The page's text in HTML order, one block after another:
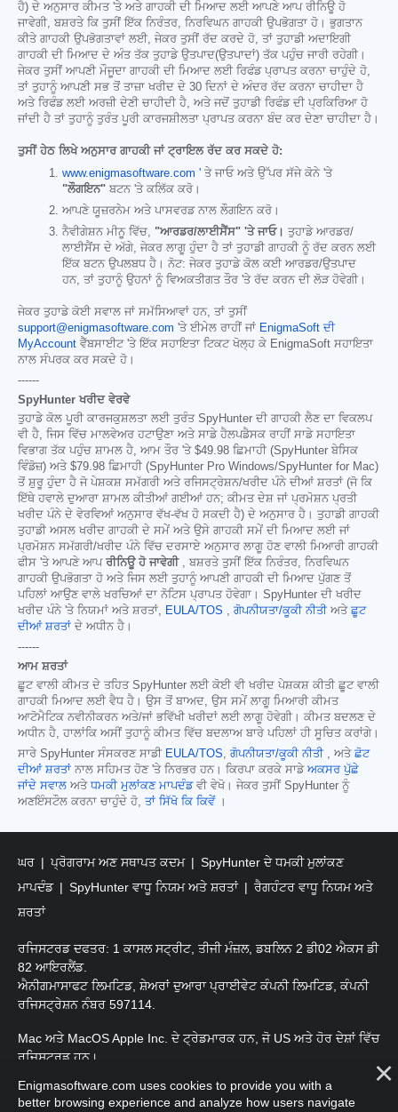
ਹੈ) ਦੇ ਅਨੁਸਾਰ ਕੀਮਤ 'ਤੇ ਅਤੇ ਗਾਹਕੀ ਦੀ ਮਿਆਦ ਲਈ ਆਪਣੇ ਆਪ ਰੀਨਿਊ ਹੋ
ਜਾਵੇਗੀ, ਬਸ਼ਰਤੇ ਕਿ ਤੁਸੀਂ ਇੱਕ ਨਿਰੰਤਰ, ਨਿਰਵਿਘਨ ਗਾਹਕੀ ਉਪਭੋਗਤਾ ਹੋ। ਭੁਗਤਾਨ
ਕੀਤੇ ਗਾਹਕੀ ਉਪਭੋਗਤਾਵਾਂ ਲਈ, ਜੇਕਰ ਤੁਸੀਂ ਰੱਦ ਕਰਦੇ ਹੋ, ਤਾਂ ਤੁਹਾਡੀ ਅਦਾਇਗੀ
ਗਾਹਕੀ ਦੀ ਮਿਆਦ ਦੇ ਅੰਤ ਤੱਕ ਤੁਹਾਡੇ ਉਤਪਾਦ(ਉਤਪਾਦਾਂ) ਤੱਕ ਪਹੁੰਚ ਜਾਰੀ ਰਹੇਗੀ।
ਜੇਕਰ ਤੁਸੀਂ ਆਪਣੀ ਮੌਜੂਦਾ ਗਾਹਕੀ ਦੀ ਮਿਆਦ ਲਈ ਰਿਫੰਡ ਪ੍ਰਾਪਤ ਕਰਨਾ ਚਾਹੁੰਦੇ ਹੋ,
ਤਾਂ ਤੁਹਾਨੂੰ ਆਪਣੀ ਸਭ ਤੋਂ ਤਾਜ਼ਾ ਖਰੀਦ ਦੇ 30 ਦਿਨਾਂ ਦੇ ਅੰਦਰ ਰੱਦ ਕਰਨਾ ਚਾਹੀਦਾ ਹੈ
ਅਤੇ ਰਿਫੰਡ ਲਈ ਅਰਜ਼ੀ ਦੇਣੀ ਚਾਹੀਦੀ ਹੈ, ਅਤੇ ਜਦੋਂ ਤੁਹਾਡੀ ਰਿਫੰਡ ਦੀ ਪ੍ਰਕਿਰਿਆ ਹੋ
ਜਾਂਦੀ ਹੈ ਤਾਂ ਤੁਹਾਨੂੰ ਤੁਰੰਤ ਪੂਰੀ ਕਾਰਜਸ਼ੀਲਤਾ ਪ੍ਰਾਪਤ ਕਰਨਾ ਬੰਦ ਕਰ ਦੇਣਾ ਚਾਹੀਦਾ ਹੈ।
ਤੁਸੀਂ ਹੇਠ ਲਿਖੇ ਅਨੁਸਾਰ ਗਾਹਕੀ ਜਾਂ ਟ੍ਰਾਇਲ ਰੱਦ ਕਰ ਸਕਦੇ ਹੋ:
www.enigmasoftware.com ' ਤੇ ਜਾਓ ਅਤੇ ਉੱਪਰ ਸੱਜੇ ਕੋਨੇ 'ਤੇ
"ਲੌਗਇਨ" ਬਟਨ 'ਤੇ ਕਲਿੱਕ ਕਰੋ।
ਆਪਣੇ ਯੂਜ਼ਰਨੇਮ ਅਤੇ ਪਾਸਵਰਡ ਨਾਲ ਲੌਗਇਨ ਕਰੋ।
ਨੈਵੀਗੇਸ਼ਨ ਮੀਨੂ ਵਿੱਚ, "ਆਰਡਰ/ਲਾਈਸੈਂਸ" 'ਤੇ ਜਾਓ। ਤੁਹਾਡੇ ਆਰਡਰ/
ਲਾਈਸੈਂਸ ਦੇ ਅੱਗੇ, ਜੇਕਰ ਲਾਗੂ ਹੁੰਦਾ ਹੈ ਤਾਂ ਤੁਹਾਡੀ ਗਾਹਕੀ ਨੂੰ ਰੱਦ ਕਰਨ ਲਈ
ਇੱਕ ਬਟਨ ਉਪਲਬਧ ਹੈ। ਨੋਟ: ਜੇਕਰ ਤੁਹਾਡੇ ਕੋਲ ਕਈ ਆਰਡਰ/ਉਤਪਾਦ
ਹਨ, ਤਾਂ ਤੁਹਾਨੂੰ ਉਹਨਾਂ ਨੂੰ ਵਿਅਕਤੀਗਤ ਤੌਰ 'ਤੇ ਰੱਦ ਕਰਨ ਦੀ ਲੋੜ ਹੋਵੇਗੀ।
ਜੇਕਰ ਤੁਹਾਡੇ ਕੋਈ ਸਵਾਲ ਜਾਂ ਸਮੱਸਿਆਵਾਂ ਹਨ, ਤਾਂ ਤੁਸੀਂ
support@enigmasoftware.com 'ਤੇ ਈਮੇਲ ਰਾਹੀਂ ਜਾਂ EnigmaSoft ਦੀ
MyAccount ਵੈੱਬਸਾਈਟ 'ਤੇ ਇੱਕ ਸਹਾਇਤਾ ਟਿਕਟ ਖੋਲ੍ਹ ਕੇ EnigmaSoft ਸਹਾਇਤਾ
ਨਾਲ ਸੰਪਰਕ ਕਰ ਸਕਦੇ ਹੋ।
------
SpyHunter ਖਰੀਦ ਵੇਰਵੇ
ਤੁਹਾਡੇ ਕੋਲ ਪੂਰੀ ਕਾਰਜਕੁਸ਼ਲਤਾ ਲਈ ਤੁਰੰਤ SpyHunter ਦੀ ਗਾਹਕੀ ਲੈਣ ਦਾ ਵਿਕਲਪ
ਵੀ ਹੈ, ਜਿਸ ਵਿੱਚ ਮਾਲਵੇਅਰ ਹਟਾਉਣਾ ਅਤੇ ਸਾਡੇ ਹੈਲਪਡੈਸਕ ਰਾਹੀਂ ਸਾਡੇ ਸਹਾਇਤਾ
ਵਿਭਾਗ ਤੱਕ ਪਹੁੰਚ ਸ਼ਾਮਲ ਹੈ, ਆਮ ਤੌਰ 'ਤੇ $49.98 ਛਿਮਾਹੀ (SpyHunter ਬੇਸਿਕ
ਵਿੰਡੋਜ਼) ਅਤੇ $79.98 ਛਿਮਾਹੀ (SpyHunter Pro Windows/SpyHunter for Mac)
ਤੋਂ ਸ਼ੁਰੂ ਹੁੰਦਾ ਹੈ ਜੋ ਪੇਸ਼ਕਸ਼ ਸਮੱਗਰੀ ਅਤੇ ਰਜਿਸਟ੍ਰੇਸ਼ਨ/ਖਰੀਦ ਪੰਨੇ ਦੀਆਂ ਸ਼ਰਤਾਂ (ਜੋ ਕਿ
ਇੱਥੇ ਹਵਾਲੇ ਦੁਆਰਾ ਸ਼ਾਮਲ ਕੀਤੀਆਂ ਗਈਆਂ ਹਨ; ਕੀਮਤ ਦੇਸ਼ ਜਾਂ ਪ੍ਰਮੋਸ਼ਨ ਪ੍ਰਤੀ
ਖਰੀਦ ਪੰਨੇ ਦੇ ਵੇਰਵਿਆਂ ਅਨੁਸਾਰ ਵੱਖ-ਵੱਖ ਹੋ ਸਕਦੀ ਹੈ) ਦੇ ਅਨੁਸਾਰ ਹੈ। ਤੁਹਾਡੀ ਗਾਹਕੀ
ਤੁਹਾਡੀ ਅਸਲ ਖਰੀਦ ਗਾਹਕੀ ਦੇ ਸਮੇਂ ਅਤੇ ਉਸੇ ਗਾਹਕੀ ਸਮੇਂ ਦੀ ਮਿਆਦ ਲਈ ਜਾਂ
ਪ੍ਰਮੋਸ਼ਨ ਸਮੱਗਰੀ/ਖਰੀਦ ਪੰਨੇ ਵਿੱਚ ਦਰਸਾਏ ਅਨੁਸਾਰ ਲਾਗੂ ਹੋਣ ਵਾਲੀ ਮਿਆਰੀ ਗਾਹਕੀ
ਫੀਸ 'ਤੇ ਆਪਣੇ ਆਪ ਰੀਨਿਊ ਹੋ ਜਾਵੇਗੀ, ਬਸ਼ਰਤੇ ਤੁਸੀਂ ਇੱਕ ਨਿਰੰਤਰ, ਨਿਰਵਿਘਨ
ਗਾਹਕੀ ਉਪਭੋਗਤਾ ਹੋ ਅਤੇ ਜਿਸ ਲਈ ਤੁਹਾਨੂੰ ਆਪਣੀ ਗਾਹਕੀ ਦੀ ਮਿਆਦ ਪੁੱਗਣ ਤੋਂ
ਪਹਿਲਾਂ ਆਉਣ ਵਾਲੇ ਖਰਚਿਆਂ ਦਾ ਨੋਟਿਸ ਪ੍ਰਾਪਤ ਹੋਵੇਗਾ। SpyHunter ਦੀ ਖਰੀਦ
ਖਰੀਦ ਪੰਨੇ 'ਤੇ ਨਿਯਮਾਂ ਅਤੇ ਸ਼ਰਤਾਂ, EULA/TOS , ਗੋਪਨੀਯਤਾ/ਕੂਕੀ ਨੀਤੀ ਅਤੇ ਛੂਟ
ਦੀਆਂ ਸ਼ਰਤਾਂ ਦੇ ਅਧੀਨ ਹੈ।
------
ਆਮ ਸ਼ਰਤਾਂ
ਛੂਟ ਵਾਲੀ ਕੀਮਤ ਦੇ ਤਹਿਤ SpyHunter ਲਈ ਕੋਈ ਵੀ ਖਰੀਦ ਪੇਸ਼ਕਸ਼ ਕੀਤੀ ਛੂਟ ਵਾਲੀ
ਗਾਹਕੀ ਮਿਆਦ ਲਈ ਵੈਧ ਹੈ। ਉਸ ਤੋਂ ਬਾਅਦ, ਉਸ ਸਮੇਂ ਲਾਗੂ ਮਿਆਰੀ ਕੀਮਤ
ਆਟੋਮੈਟਿਕ ਨਵੀਨੀਕਰਨ ਅਤੇ/ਜਾਂ ਭਵਿੱਖੀ ਖਰੀਦਾਂ ਲਈ ਲਾਗੂ ਹੋਵੇਗੀ। ਕੀਮਤ ਬਦਲਣ ਦੇ
ਅਧੀਨ ਹੈ, ਹਾਲਾਂਕਿ ਅਸੀਂ ਤੁਹਾਨੂੰ ਕੀਮਤ ਵਿੱਚ ਬਦਲਾਅ ਬਾਰੇ ਪਹਿਲਾਂ ਹੀ ਸੂਚਿਤ ਕਰਾਂਗੇ।
ਸਾਰੇ SpyHunter ਸੰਸਕਰਣ ਸਾਡੀ EULA/TOS, ਗੋਪਨੀਯਤਾ/ਕੂਕੀ ਨੀਤੀ , ਅਤੇ ਛੋਟ
ਦੀਆਂ ਸ਼ਰਤਾਂ ਨਾਲ ਸਹਿਮਤ ਹੋਣ 'ਤੇ ਨਿਰਭਰ ਹਨ। ਕਿਰਪਾ ਕਰਕੇ ਸਾਡੇ ਅਕਸਰ ਪੁੱਛੇ
ਜਾਂਦੇ ਸਵਾਲ ਅਤੇ ਧਮਕੀ ਮੁਲਾਂਕਣ ਮਾਪਦੰਡਵੀ ਵੇਖੋ। ਜੇਕਰ ਤੁਸੀਂ SpyHunter ਨੂੰ
ਅਣਇੰਸਟੌਲ ਕਰਨਾ ਚਾਹੁੰਦੇ ਹੋ, ਤਾਂ ਸਿੱਖੋ ਕਿ ਕਿਵੇਂ।
ਘਰ ਪ੍ਰੋਗਰਾਮ ਅਣ ਸਥਾਪਤ ਕਦਮ
SpyHunter ਦੇ ਧਮਕੀ ਮੁਲਾਂਕਣ
ਮਾਪਦੰਡ
SpyHunter ਵਾਧੂ ਨਿਯਮ ਅਤੇ ਸ਼ਰਤਾਂ
ਰੈਗਹੰਟਰ ਵਾਧੂ ਨਿਯਮ ਅਤੇ
ਸ਼ਰਤਾਂ
ਰਜਿਸਟਰਡ ਦਫਤਰ: 1 ਕਾਸਲ ਸਟ੍ਰੀਟ, ਤੀਜੀ ਮੰਜ਼ਲ, ਡਬਲਿਨ 2 ਡੀ02 ਐਕਸ ਡੀ
82 ਆਇਰਲੈਂਡ.
ਐਨੀਗਮਾਸਾਫਟ ਲਿਮਟਿਡ, ਸ਼ੇਅਰਾਂ ਦੁਆਰਾ ਪ੍ਰਾਈਵੇਟ ਕੰਪਨੀ ਲਿਮਟਿਡ, ਕੰਪਨੀ
ਰਜਿਸਟ੍ਰੇਸ਼ਨ ਨੰਬਰ 597114.
Mac ਅਤੇ MacOS Apple Inc. ਦੇ ਟ੍ਰੇਡਮਾਰਕ ਹਨ, ਜੋ US ਅਤੇ ਹੋਰ ਦੇਸ਼ਾਂ ਵਿੱਚ
ਰਜਿਸਟਰਡ ਹਨ।
ਕਾਪੀਰਾਈਟ 2016-2026 . ਐਨੀਗਮਾਸੋਫਟ ਲਿਮਟਿਡ ਸਾਰੇ ਹੱਕ ਰਾਖਵੇਂ ਹਨ.
Enigmasoftware.com uses cookies to provide you with a
better browsing experience and analyze how users navigate